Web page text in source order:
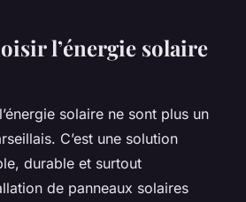
l’énergie solaire
solaire ne sont plus un
C’est une solution
durable et surtout
de panneaux solaires